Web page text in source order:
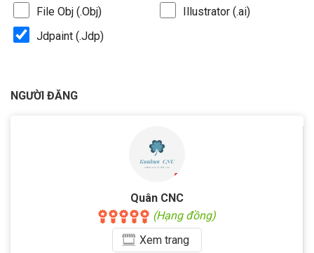
File Obj (.Obj)
Illustrator (.ai)
Jdpaint (.Jdp)
NGƯỜI ĐĂNG
Quân CNC
(Hạng đồng)
Xemtrang